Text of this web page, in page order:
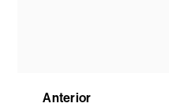
Anterior